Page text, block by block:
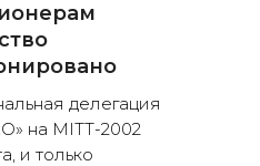
делегация
на МIТТ-2002
и только